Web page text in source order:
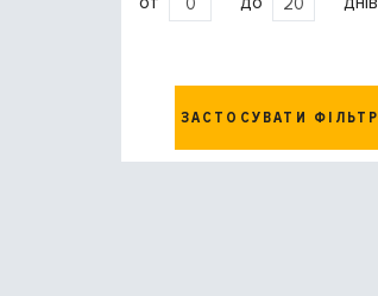
ЗАСТОСУВАТИ ФІЛЬТР